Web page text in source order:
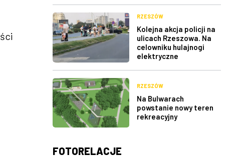
ści
RZESZÓW
Kolejna akcja policji na
ulicach Rzeszowa. Na
celowniku hulajnogi
elektryczne
RZESZÓW
Na Bulwarach
powstanie nowy teren
rekreacyjny
FOTORELACJE